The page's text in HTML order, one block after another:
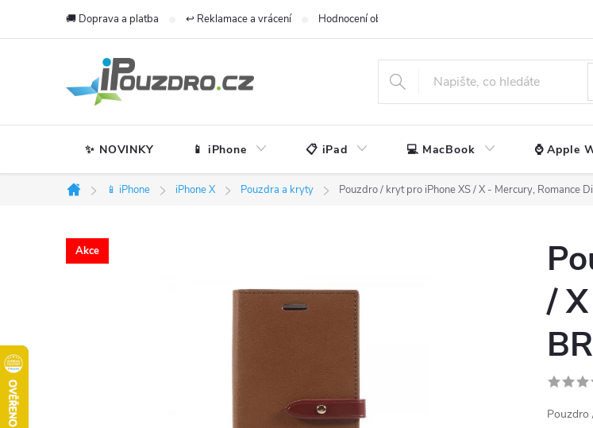
🚚 Doprava a platba ↩️ Reklamace a vrácení Hodnocení obchodu
✨ NOVINKY 📱 iPhone 📋 iPad 💻 MacBook ⌚ Apple
Domů
📱 iPhone iPhone X Pouzdra a kryty Pouzdro / kryt pro iPhone XS / X - Mercury, Romance
Akce
/
Pouzdro